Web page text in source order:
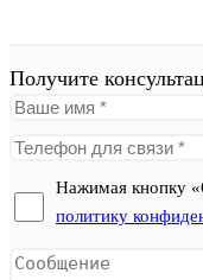
Получите
Нажимая кнопку
политику